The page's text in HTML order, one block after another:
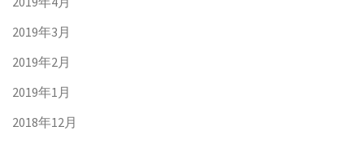
2019年3月
2019年2月
2019年1月
2018年12月